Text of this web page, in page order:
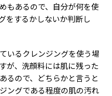
もあるので、自分が何を使
をするかしないか判断し
いるクレンジングを使う場
が、洗顔料には肌に残った
るので、どちらかと言うと
ングである程度の肌の汚れ